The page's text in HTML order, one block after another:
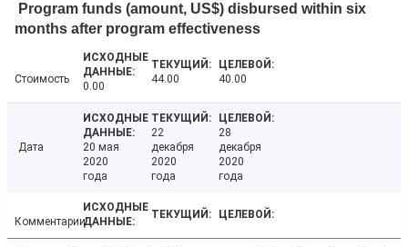
Program funds (amount, US$) disbursed within six
months after program effectiveness
Стоимость
0.00
44.00 40.00
Дата
20 мая
2020
года
22
декабря
2020
года
28
декабря
2020
года
Комментарии